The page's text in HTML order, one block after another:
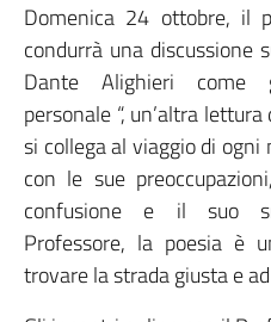
Domenica 24 ottobre, il
condurrà una discussione
Dante Alighieri come
personale “, un’altra
si collega al viaggio di
con le sue
confusione e il suo
Professore, la poesia è
trovare la strada giusta e